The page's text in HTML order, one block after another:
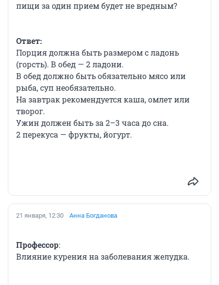
пищи за один прием будет не вредным?
Ответ:
Порция должна быть размером с ладонь
(горсть). В обед — 2 ладони.
В обед должно быть обязательно мясо или
рыба, суп необязательно.
На завтрак рекомендуется каша, омлет или
творог.
Ужин должен быть за 2–3 часа до сна.
2 перекуса — фрукты, йогурт.
21 января, 12:30 Анна Богданова
Профессор:
Влияние курения на заболевания желудка.